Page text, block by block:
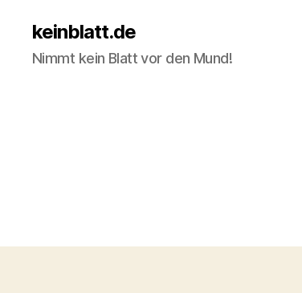
keinblatt.de
Nimmt kein Blatt vor den Mund!